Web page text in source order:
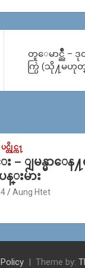
တူေမာင္ညိဳ –
က္ပြဲ (သို႔မဟု
ပင္တိုင္က႑
– ျမန္မာေန
းမ်ား
Aung Htet
Theme by: